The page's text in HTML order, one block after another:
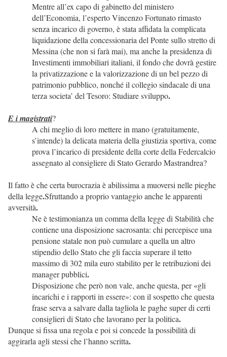
Mentre all’ex capo di gabinetto del ministero
dell’Economia, l’esperto Vincenzo Fortunato rimasto
senza incarico di governo, è stata affidata la complicata
liquidazione della concessionaria del Ponte sullo stretto di
Messina (che non si farà mai), ma anche la presidenza di
Investimenti immobiliari italiani, il fondo che dovrà gestire
la privatizzazione e la valorizzazione di un bel pezzo di
patrimonio pubblico, nonché il collegio sindacale di una
terza societa’ del Tesoro: Studiare sviluppo.
E i magistrati?
A chi meglio di loro mettere in mano (gratuitamente,
s’intende) la delicata materia della giustizia sportiva, come
prova l’incarico di presidente della corte della Federcalcio
assegnato al consigliere di Stato Gerardo Mastrandrea?
Il fatto è che certa burocrazia è abilissima a muoversi nelle pieghe
della legge.Sfruttando a proprio vantaggio anche le apparenti
avversità.
Ne è testimonianza un comma della legge di Stabilità che
contiene una disposizione sacrosanta: chi percepisce una
pensione statale non può cumulare a quella un altro
stipendio dello Stato che gli faccia superare il tetto
massimo di 302 mila euro stabilito per le retribuzioni dei
manager pubblici.
Disposizione che però non vale, anche questa, per «gli
incarichi e i rapporti in essere»: con il sospetto che questa
frase serva a salvare dalla tagliola le paghe super di certi
consiglieri di Stato che lavorano per la politica.
Dunque si fissa una regola e poi si concede la possibilità di
aggirarla agli stessi che l’hanno scritta.